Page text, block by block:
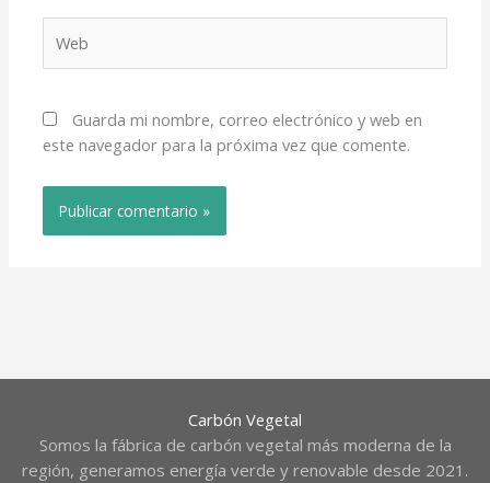
Guarda mi nombre, correo electrónico y web en
este navegador para la próxima vez que comente.
Carbón Vegetal
Somos la fábrica de carbón vegetal más moderna de la
región, generamos energía verde y renovable desde 2021.